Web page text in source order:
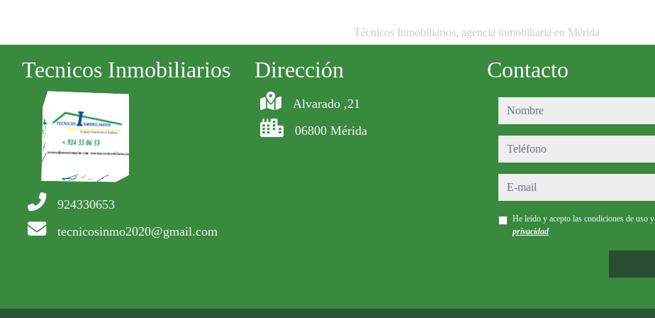
Técnicos Inmobiliarios, agencia inmobiliaria en Mérida
Tecnicos Inmobiliarios
924330653
tecnicosinmo2020@gmail.com
Dirección
Alvarado ,21
06800 Mérida
Contacto
nombre
teléfono
e-mail
He leído y acepto las condiciones de uso y
privacidad